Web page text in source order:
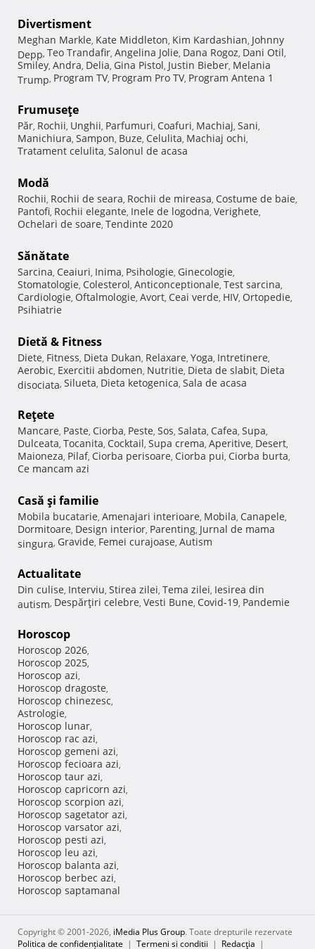
Divertisment
Meghan Markle, Kate Middleton, Kim Kardashian, Johnny
Depp, Teo Trandafir, Angelina Jolie, Dana Rogoz, Dani Otil,
Smiley, Andra, Delia, Gina Pistol, Justin Bieber, Melania
Trump, Program TV, Program Pro TV, Program Antena 1
Frumuseţe
Păr, Rochii, Unghii, Parfumuri, Coafuri, Machiaj, Sani,
Manichiura, Sampon, Buze, Celulita, Machiaj ochi,
Tratament celulita, Salonul de acasa
Modă
Rochii, Rochii de seara, Rochii de mireasa, Costume de baie,
Pantofi, Rochii elegante, Inele de logodna, Verighete,
Ochelari de soare, Tendinte 2020
Sănătate
Sarcina, Ceaiuri, Inima, Psihologie, Ginecologie,
Stomatologie, Colesterol, Anticonceptionale, Test sarcina,
Cardiologie, Oftalmologie, Avort, Ceai verde, HIV, Ortopedie,
Psihiatrie
Dietă & Fitness
Diete, Fitness, Dieta Dukan, Relaxare, Yoga, Intretinere,
Aerobic, Exercitii abdomen, Nutritie, Dieta de slabit, Dieta
disociata, Silueta, Dieta ketogenica, Sala de acasa
Reţete
Mancare, Paste, Ciorba, Peste, Sos, Salata, Cafea, Supa,
Dulceata, Tocanita, Cocktail, Supa crema, Aperitive, Desert,
Maioneza, Pilaf, Ciorba perisoare, Ciorba pui, Ciorba burta,
Ce mancam azi
Casă şi familie
Mobila bucatarie, Amenajari interioare, Mobila, Canapele,
Dormitoare, Design interior, Parenting, Jurnal de mama
singura, Gravide, Femei curajoase, Autism
Actualitate
Din culise, Interviu, Stirea zilei, Tema zilei, Iesirea din
autism, Despărţiri celebre, Vesti Bune, Covid-19, Pandemie
Horoscop
Horoscop 2026,
Horoscop 2025,
Horoscop azi,
Horoscop dragoste,
Horoscop chinezesc,
Astrologie,
Horoscop lunar,
Horoscop rac azi,
Horoscop gemeni azi,
Horoscop fecioara azi,
Horoscop taur azi,
Horoscop capricorn azi,
Horoscop scorpion azi,
Horoscop sagetator azi,
Horoscop varsator azi,
Horoscop pesti azi,
Horoscop leu azi,
Horoscop balanta azi,
Horoscop berbec azi,
Horoscop saptamanal
Copyright © 2001-2026, iMedia Plus Group. Toate drepturile rezervate
Politica de confidențialitate | Termeni si conditii | Redacţia |